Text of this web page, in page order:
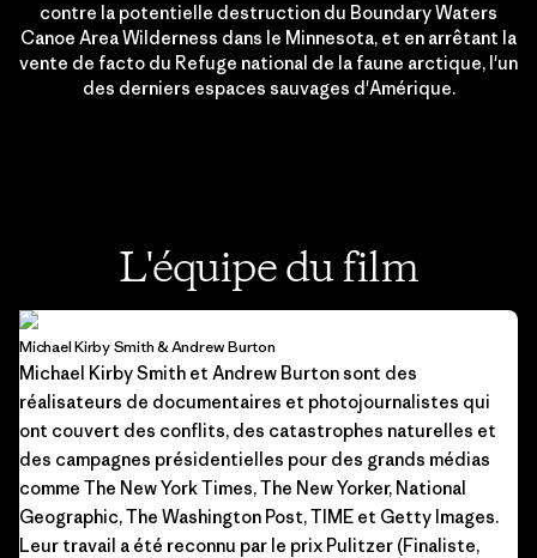
contre la potentielle destruction du Boundary Waters
Canoe Area Wilderness dans le Minnesota, et en arrêtant la
vente de facto du Refuge national de la faune arctique, l'un
des derniers espaces sauvages d'Amérique.
L'équipe du film
Michael Kirby Smith & Andrew Burton
Michael Kirby Smith et Andrew Burton sont des
réalisateurs de documentaires et photojournalistes qui
ont couvert des conflits, des catastrophes naturelles et
des campagnes présidentielles pour des grands médias
comme The New York Times, The New Yorker, National
Geographic, The Washington Post, TIME et Getty Images.
Leur travail a été reconnu par le prix Pulitzer (Finaliste,